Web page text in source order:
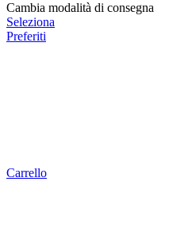
Cambia modalità di consegna
Seleziona
Preferiti
Carrello